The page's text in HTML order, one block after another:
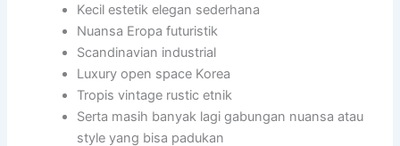
Kecil estetik elegan sederhana
Nuansa Eropa futuristik
Scandinavian industrial
Luxury open space Korea
Tropis vintage rustic etnik
Serta masih banyak lagi gabungan nuansa atau
style yang bisa padukan